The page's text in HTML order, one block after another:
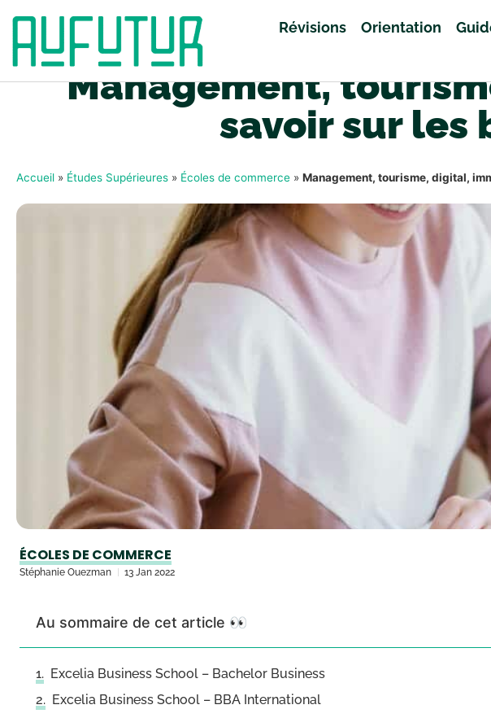
Révisions Orientation
Management,
savoir sur les
Accueil » Études Supérieures » Écoles de commerce » Management, tourisme, digital,
ÉCOLES DE COMMERCE
Stéphanie Ouezman 13 Jan 2022
Au sommaire de cet article 👀
Excelia Business School – Bachelor Business
Excelia Business School – BBA International